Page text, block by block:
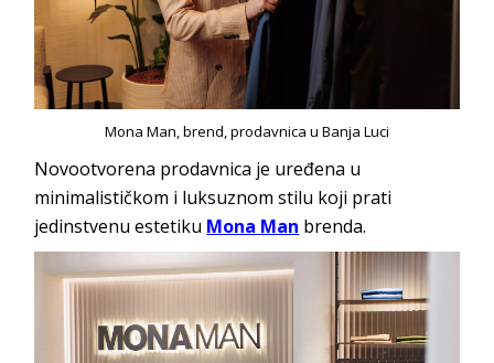
Mona Man, brend, prodavnica u Banja Luci
Novootvorena prodavnica je uređena u
minimalističkom i luksuznom stilu koji prati
jedinstvenu estetiku Mona Man brenda.